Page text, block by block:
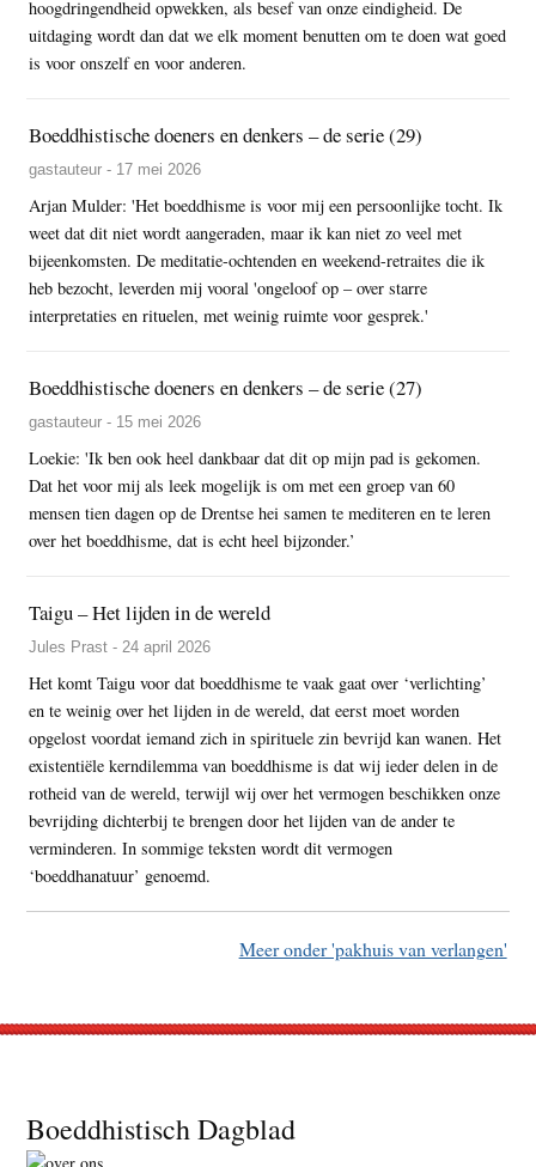
hoogdringendheid opwekken, als besef van onze eindigheid. De
uitdaging wordt dan dat we elk moment benutten om te doen wat goed
is voor onszelf en voor anderen.
Boeddhistische doeners en denkers – de serie (29)
gastauteur - 17 mei 2026
Arjan Mulder: 'Het boeddhisme is voor mij een persoonlijke tocht. Ik
weet dat dit niet wordt aangeraden, maar ik kan niet zo veel met
bijeenkomsten. De meditatie-ochtenden en weekend-retraites die ik
heb bezocht, leverden mij vooral 'ongeloof op – over starre
interpretaties en rituelen, met weinig ruimte voor gesprek.'
Boeddhistische doeners en denkers – de serie (27)
gastauteur - 15 mei 2026
Loekie: 'Ik ben ook heel dankbaar dat dit op mijn pad is gekomen.
Dat het voor mij als leek mogelijk is om met een groep van 60
mensen tien dagen op de Drentse hei samen te mediteren en te leren
over het boeddhisme, dat is echt heel bijzonder.’
Taigu – Het lijden in de wereld
Jules Prast - 24 april 2026
Het komt Taigu voor dat boeddhisme te vaak gaat over ‘verlichting’
en te weinig over het lijden in de wereld, dat eerst moet worden
opgelost voordat iemand zich in spirituele zin bevrijd kan wanen. Het
existentiële kerndilemma van boeddhisme is dat wij ieder delen in de
rotheid van de wereld, terwijl wij over het vermogen beschikken onze
bevrijding dichterbij te brengen door het lijden van de ander te
verminderen. In sommige teksten wordt dit vermogen
‘boeddhanatuur’ genoemd.
Meer onder 'pakhuis van verlangen'
Footer
Boeddhistisch Dagblad